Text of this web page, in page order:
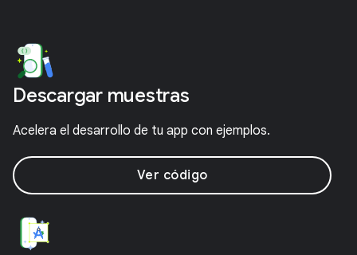
Descargar muestras
Acelera el desarrollo de tu app con ejemplos.
Ver código